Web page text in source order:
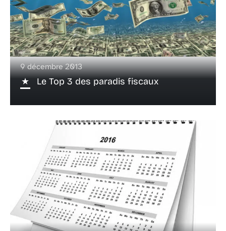
9 décembre 2013
Le Top 3 des paradis fiscaux